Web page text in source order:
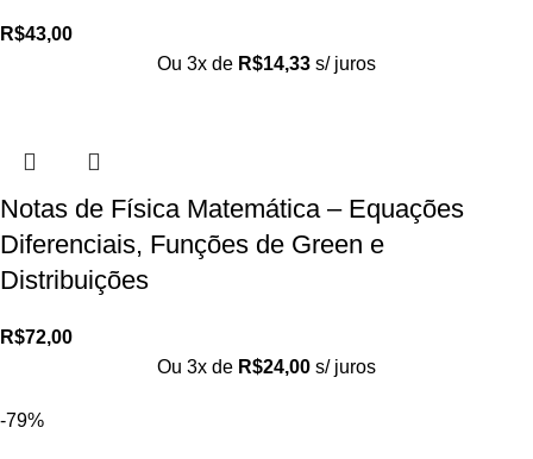
R$43,00
Ou 3x de R$14,33 s/ juros
Notas de Física Matemática – Equações
Diferenciais, Funções de Green e
Distribuições
R$72,00
Ou 3x de R$24,00 s/ juros
-79%